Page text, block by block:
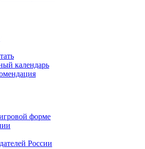
календарь
форме
России